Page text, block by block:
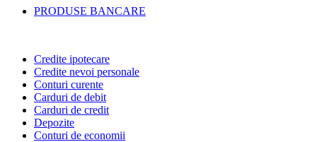
PRODUSE BANCARE
Credite ipotecare
Credite nevoi personale
Conturi curente
Carduri de debit
Carduri de credit
Depozite
Conturi de economii